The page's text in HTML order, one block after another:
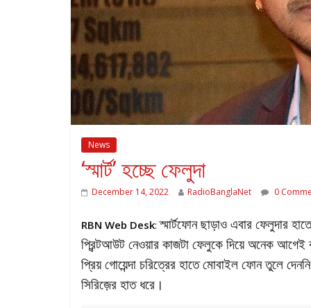
News
‘স্মার্ট’ হচ্ছে ফেলুদা
December 14, 2022 RadioBanglaNet 0
RBN Web Desk:স্মার্টফোন ছাড়াও এবার ফেলুদার
প্রিন্টআউট নেওয়ার কাজটা ফেলুকে দিয়ে অনেক আগেই
প্রিয় গোয়েন্দা চরিত্রের হাতে মোবাইল ফোন তুলে
সিরিজ়ের হাত ধরে।